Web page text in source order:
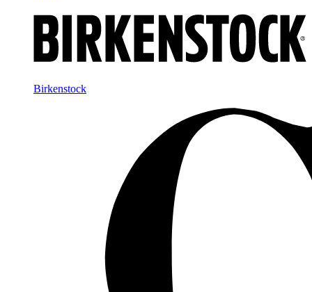
Birkenstock